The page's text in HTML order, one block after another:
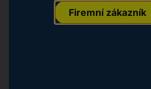
Firemní zákazník
4260458431924 Označení